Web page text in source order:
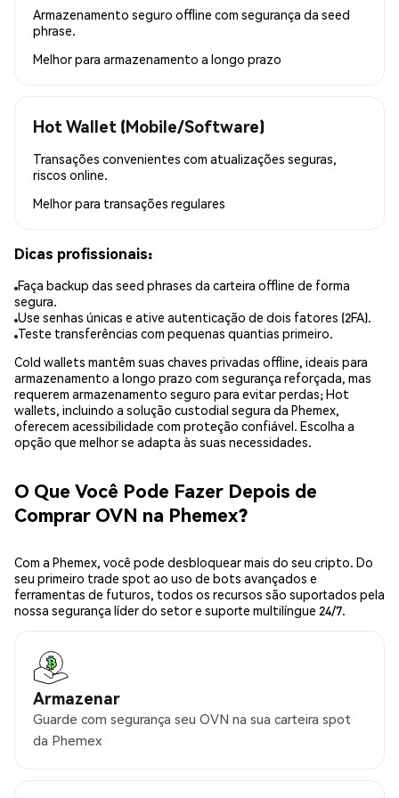
Armazenamento seguro offline com segurança da seed
phrase.
Melhor para armazenamento a longo prazo
Hot Wallet (Mobile/Software)
Transações convenientes com atualizações seguras,
riscos online.
Melhor para transações regulares
Dicas profissionais:
Faça backup das seed phrases da carteira offline de forma
segura.
Use senhas únicas e ative autenticação de dois fatores (2FA).
Teste transferências com pequenas quantias primeiro.
Cold wallets mantêm suas chaves privadas offline, ideais para
armazenamento a longo prazo com segurança reforçada, mas
requerem armazenamento seguro para evitar perdas; Hot
wallets, incluindo a solução custodial segura da Phemex,
oferecem acessibilidade com proteção confiável. Escolha a
opção que melhor se adapta às suas necessidades.
O Que Você Pode Fazer Depois de
Comprar OVN na Phemex?
Com a Phemex, você pode desbloquear mais do seu cripto. Do
seu primeiro trade spot ao uso de bots avançados e
ferramentas de futuros, todos os recursos são suportados pela
nossa segurança líder do setor e suporte multilíngue 24/7.
Armazenar
Guarde com segurança seu OVN na sua carteira spot
da Phemex